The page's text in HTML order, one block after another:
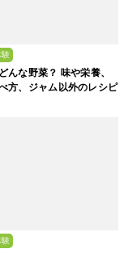
験
んな野菜？ 味や栄養、
方、ジャム以外のレシピ
験